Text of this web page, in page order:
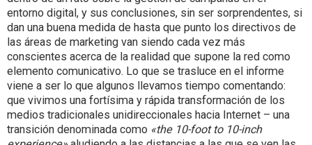
entorno digital, y sus conclusiones, sin ser sorprendentes, si
dan una buena medida de hasta que punto los directivos de
las áreas de marketing van siendo cada vez más
conscientes acerca de la realidad que supone la red como
elemento comunicativo. Lo que se trasluce en el informe
viene a ser lo que algunos llevamos tiempo comentando:
que vivimos una fortísima y rápida transformación de los
medios tradicionales unidireccionales hacia Internet – una
transición denominada como «the 10-foot to 10-inch